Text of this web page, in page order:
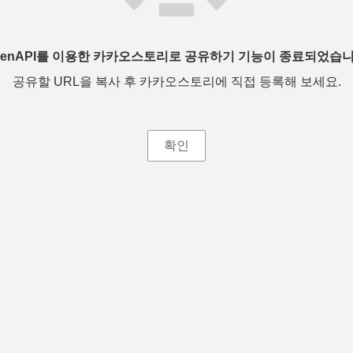
를 이용한 카카오스토리로 공유하기 기능이 종료되었습
공유할 URL을 복사 후 카카오스토리에 직접 등록해 보세요.
확인